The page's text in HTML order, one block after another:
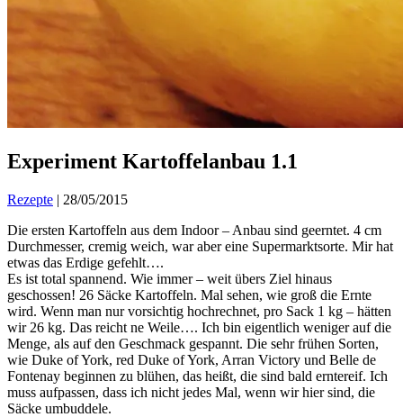
Experiment Kartoffelanbau 1.1
Rezepte | 28/05/2015
Die ersten Kartoffeln aus dem Indoor – Anbau sind geerntet. 4 cm
Durchmesser, cremig weich, war aber eine Supermarktsorte. Mir hat
etwas das Erdige gefehlt….
Es ist total spannend. Wie immer – weit übers Ziel hinaus
geschossen! 26 Säcke Kartoffeln. Mal sehen, wie groß die Ernte
wird. Wenn man nur vorsichtig hochrechnet, pro Sack 1 kg – hätten
wir 26 kg. Das reicht ne Weile…. Ich bin eigentlich weniger auf die
Menge, als auf den Geschmack gespannt. Die sehr frühen Sorten,
wie Duke of York, red Duke of York, Arran Victory und Belle de
Fontenay beginnen zu blühen, das heißt, die sind bald erntereif. Ich
muss aufpassen, dass ich nicht jedes Mal, wenn wir hier sind, die
Säcke umbuddele.